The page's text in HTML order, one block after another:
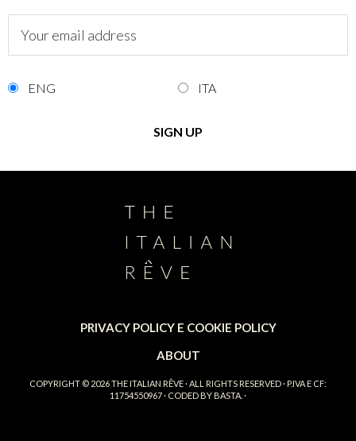
ENG ITA
PRIVACY POLICY E COOKIE POLICY
ABOUT
COPYRIGHT © 2026THE ITALIAN RÊVE· ALL RIGHTS RESERVED · P.IVA E CF:
11754550967 · CODED BY BASTA. ·